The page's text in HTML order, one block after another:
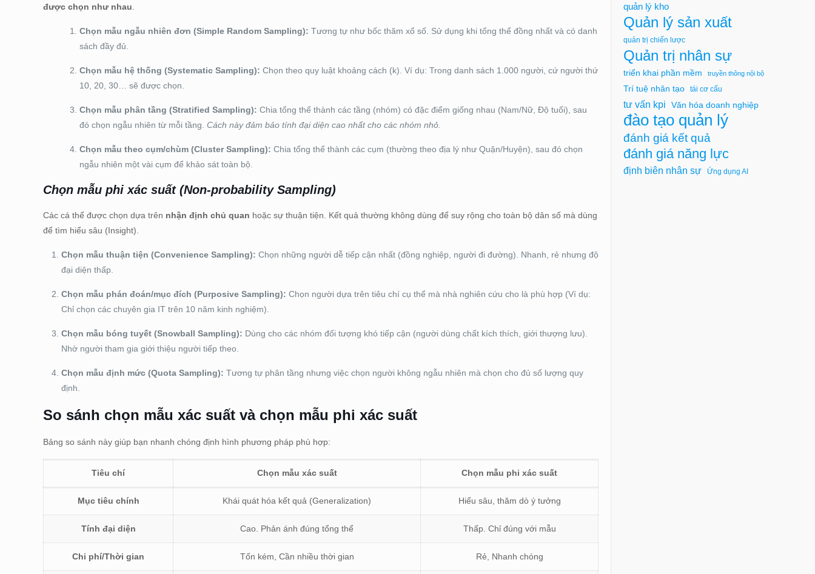
được chọn như nhau
Chọn mẫu ngẫu nhiên đơn (Simple Random Sampling): Tương tự như bốc thăm xổ số. Sử dụng khi tổng thể đồng nhất và có danh
sách đầy đủ.
Chọn mẫu hệ thống (Systematic Sampling): Chọn theo quy luật khoảng cách (k). Ví dụ: Trong danh sách 1.000 người, cứ người thứ
10, 20, 30… sẽ được chọn.
Chọn mẫu phân tầng (Stratified Sampling): Chia tổng thể thành các tầng (nhóm) có đặc điểm giống nhau (Nam/Nữ, Độ tuổi), sau
đó chọn ngẫu nhiên từ mỗi tầng.Cách này đảm bảo tính đại diện cao nhất cho các nhóm nhỏ.
Chọn mẫu theo cụm/chùm (Cluster Sampling): Chia tổng thể thành các cụm (thường theo địa lý như Quận/Huyện), sau đó chọn
ngẫu nhiên một vài cụm để khảo sát toàn bộ.
Chọn mẫu phi xác suất (Non-probability Sampling)
Các cá thể được chọn dựa trên nhận định chủ quan hoặc sự thuận tiện. Kết quả thường không dùng để suy rộng cho toàn bộ dân số mà dùng
để tìm hiểu sâu (Insight).
Chọn mẫu thuận tiện (Convenience Sampling): Chọn những người dễ tiếp cận nhất (đồng nghiệp, người đi đường). Nhanh, rẻ nhưng độ
đại diện thấp.
Chọn mẫu phán đoán/mục đích (Purposive Sampling): Chọn người dựa trên tiêu chí cụ thể mà nhà nghiên cứu cho là phù hợp (Ví dụ:
Chỉ chọn các chuyên gia IT trên 10 năm kinh nghiệm).
Chọn mẫu bóng tuyết (Snowball Sampling): Dùng cho các nhóm đối tượng khó tiếp cận (người dùng chất kích thích, giới thượng lưu).
Nhờ người tham gia giới thiệu người tiếp theo.
Chọn mẫu định mức (Quota Sampling): Tương tự phân tầng nhưng việc chọn người không ngẫu nhiên mà chọn cho đủ số lượng quy
định.
So sánh chọn mẫu xác suất và chọn mẫu phi xác suất
Bảng so sánh này giúp bạn nhanh chóng định hình phương pháp phù hợp:
Tiêu chí Chọn mẫu xác suất Chọn mẫu phi xác suất
Mục tiêu chính Khái quát hóa kết quả (Generalization) Hiểu sâu, thăm dò ý tưởng
Tính đại diện Cao. Phản ánh đúng tổng thể Thấp. Chỉ đúng với mẫu
Chi phí/Thời gian Tốn kém, Cần nhiều thời gian Rẻ, Nhanh chóng
quản lý kho
Quản lý sản xuất
quản trị chiến lược
Quản trị nhân sự
triển khai phần mềm truyền thông nội bộ
Trí tuệ nhân tạo tái cơ cấu
tư vấn kpi Văn hóa doanh nghiệp
đào tạo quản lý
đánh giá kết quả
đánh giá năng lực
định biên nhân sự Ứng dụng AI